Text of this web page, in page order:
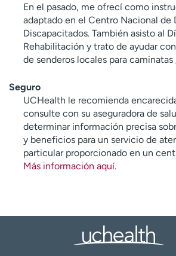
En el pasado, me ofrecí como
adaptado en el Centro Nacional de
Discapacitados. También asisto al
Rehabilitación y trato de ayudar
de senderos locales para
Seguro
UCHealth le recomienda
consulte con su aseguradora de
determinar información precisa
y beneficios para un servicio de
particular proporcionado en un
Más información aquí.